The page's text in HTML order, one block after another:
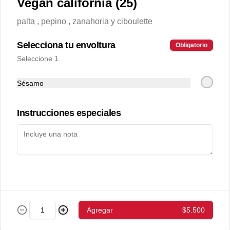
40piezas
Tori Abokado Chiizu env.Palta (32),
setto1 (15 pzs)
Bebestibles
Vegan california (25)
palta , pepino , zanahoria y ciboulette
Selecciona tu envoltura Obligatorio
Seleccione 1
Sésamo
Instrucciones especiales
Agregar $5.500